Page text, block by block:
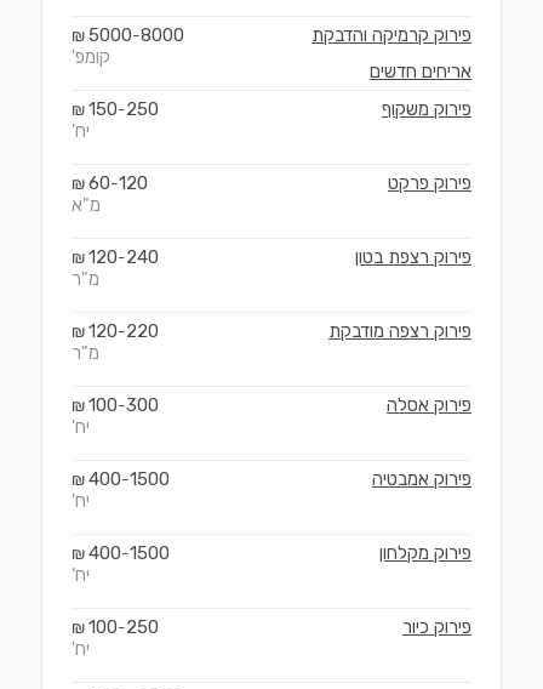
פירוק קרמיקה והדבקת
אריחים חדשים
5000-8000
₪
קומפ'
פירוק משקוף 150-250
₪
יח'
פירוק פרקט 60-120
₪
מ"א
פירוק רצפת בטון 120-240
₪
מ"ר
פירוק רצפה מודבקת 120-220
₪
מ"ר
פירוק אסלה 100-300
₪
יח'
פירוק אמבטיה 400-1500
₪
יח'
פירוק מקלחון 400-1500
₪
יח'
פירוק כיור 100-250
₪
יח'